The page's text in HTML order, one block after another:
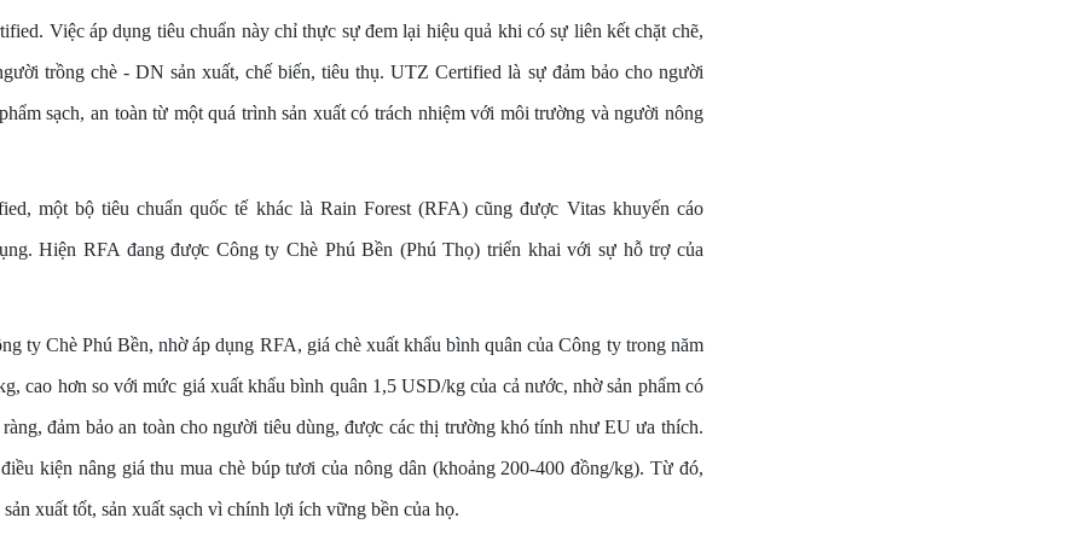
Việc áp dụng tiêu chuẩn này chỉ thực sự đem lại hiệu quả khi có sự liên kết chặt chẽ,
trồng chè - DN sản xuất, chế biến, tiêu thụ. UTZ Certified là sự đảm bảo cho người
sạch, an toàn từ một quá trình sản xuất có trách nhiệm với môi trường và người nông
một bộ tiêu chuẩn quốc tế khác là Rain Forest (RFA) cũng được Vitas khuyến cáo
Hiện RFA đang được Công ty Chè Phú Bền (Phú Thọ) triển khai với sự hỗ trợ của
ty Chè Phú Bền, nhờ áp dụng RFA, giá chè xuất khẩu bình quân của Công ty trong năm
cao hơn so với mức giá xuất khẩu bình quân 1,5 USD/kg của cả nước, nhờ sản phẩm có
đảm bảo an toàn cho người tiêu dùng, được các thị trường khó tính như EU ưa thích.
kiện nâng giá thu mua chè búp tươi của nông dân (khoảng 200-400 đồng/kg). Từ đó,
xuất tốt, sản xuất sạch vì chính lợi ích vững bền của họ.